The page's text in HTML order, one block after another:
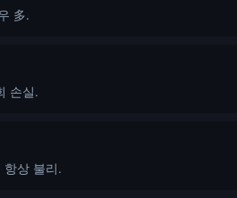
多.
손실.
항상 불리.